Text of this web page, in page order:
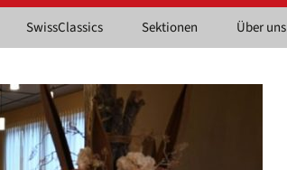
SwissClassics Sektionen
LadyDrivers
Mittelland
Über uns
SMVC CH